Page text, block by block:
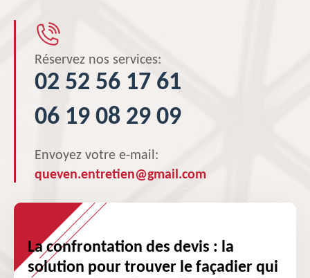
Réservez nos services:
02 52 56 17 61
06 19 08 29 09
Envoyez votre e-mail:
queven.entretien@gmail.com
La confrontation des devis : la
solution pour trouver le façadier qui